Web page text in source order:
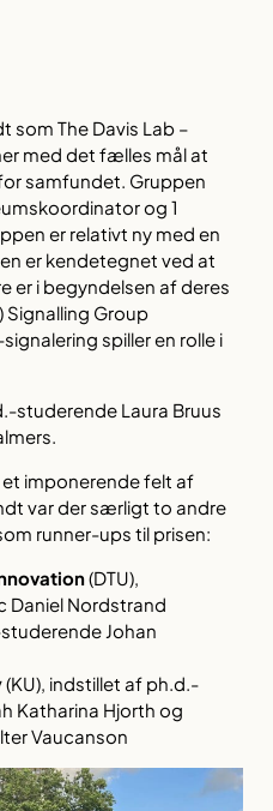
som The Davis Lab –
med det fælles mål at
samfundet. Gruppen
og 1
er relativt ny med en
er kendetegnet ved at
er i begyndelsen af deres
Signalling Group
spiller en rolle i
studerende Laura Bruus
imponerende felt af
var der særligt to andre
runner-ups til prisen:
(DTU),
Daniel Nordstrand
Johan
(KU), indstillet af ph.d.-
Katharina Hjorth og
Vaucanson